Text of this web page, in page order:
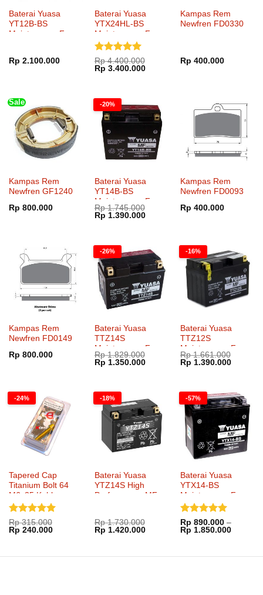
Baterai Yuasa
YT12B-BS
Maintenance Free
Rp 2.100.000
Baterai Yuasa
YTX24HL-BS
Maintenance Free
Dinilai5
dari 5
Rp4.400.000
Harga
aslinya
Rp 3.400.000Harga
Kampas Rem
Newfren FD0330
Rp 400.000
Sale
Kampas Rem
Newfren GF1240
Rp 800.000
-20%
Baterai Yuasa
YT14B-BS
Maintenance Free
Rp1.745.000
Harga
aslinya
Rp 1.390.000Harga
Rp 1.390.000.
Kampas Rem
Newfren FD0093
Rp 400.000
Kampas Rem
Newfren FD0149
Rp 800.000
-26%
Baterai Yuasa
TTZ14S
Maintenance Free
Rp1.829.000
Harga
aslinya
Rp 1.350.000Harga
Rp 1.350.000.
-16%
Baterai Yuasa
TTZ12S
Maintenance Free
Rp1.661.000
Harga
aslinya
Rp 1.390.000Harga
Rp
-24%
Tapered Cap
Titanium Bolt 64
M6x25 Kohken
KOK-1051xx
Dinilai5
dari 5
Rp315.000
Harga
aslinya
Rp 240.000Harga
Rp 240.000.
-18%
Baterai Yuasa
YTZ14S High
Performance MF
Rp1.730.000
Harga
aslinya
Rp 1.420.000Harga
Rp 1.420.000.
-57%
Baterai Yuasa
YTX14-BS
Maintenance Free
Dinilai 5
dari 5
Rp 890.000 –
Rp 1.850.000Rentang
Rp